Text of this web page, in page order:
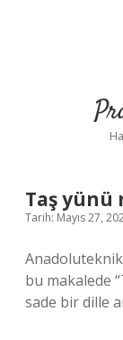
Taş yünü
Tarih: Mayıs 27,
bu makalede
sade bir dille